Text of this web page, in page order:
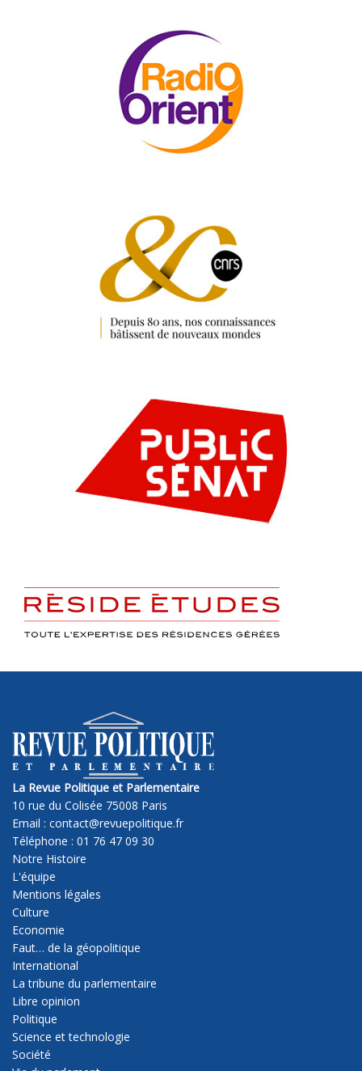
La Revue Politique et Parlementaire
10 rue du Colisée 75008 Paris
Email : contact@revuepolitique.fr
Téléphone : 01 76 47 09 30
Notre Histoire
L'équipe
Mentions légales
Culture
Economie
Faut… de la géopolitique
International
La tribune du parlementaire
Libre opinion
Politique
Science et technologie
Société